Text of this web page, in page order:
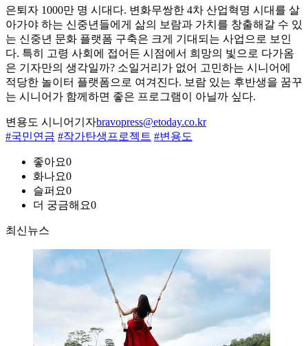
은퇴자 1000만 명 시대다. 변화무쌍한 4차 산업혁명 시대를 살
아가야 하는 신중년들에게 삶의 보람과 가치를 창출해갈 수 있
는 신중년 문화 플랫폼 구축은 크게 기대되는 사업으로 보인
다. 특히 고령 사회에 접어든 시점에서 희망의 빛으로 다가옴
은 기자만의 생각일까? 소일거리가 없어 고민하는 시니어에
적당한 놀이터 플랫폼으로 여겨진다. 보람 있는 후반생을 꿈꾸
는 시니어가 함께하면 좋은 프로그램이 아닐까 싶다.
변용도 시니어기자bravopress@etoday.co.kr
#국민연금 #작가탄생프로젝트 #변용도
좋아요0
화나요0
슬퍼요0
더 궁금해요0
최신뉴스